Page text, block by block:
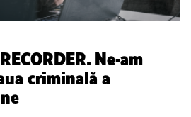
Ne-am
criminală a